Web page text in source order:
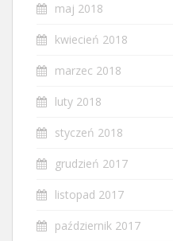
maj 2018
kwiecień 2018
marzec 2018
luty 2018
styczeń 2018
grudzień 2017
listopad 2017
październik 2017